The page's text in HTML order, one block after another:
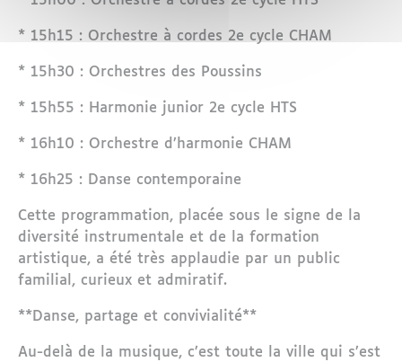
* 15h15 : Orchestre à cordes 2e cycle CHAM
* 15h30 : Orchestres des Poussins
* 15h55 : Harmonie junior 2e cycle HTS
* 16h10 : Orchestre d’harmonie CHAM
* 16h25 : Danse contemporaine
Cette programmation, placée sous le signe de la
diversité instrumentale et de la formation
artistique, a été très applaudie par un public
familial, curieux et admiratif.
**Danse, partage et convivialité**
Au-delà de la musique, c’est toute la ville qui s’est